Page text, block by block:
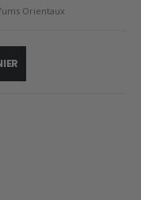
Orientaux